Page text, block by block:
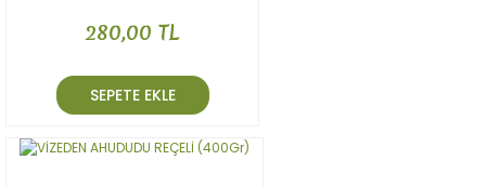
280,00 TL
SEPETE EKLE